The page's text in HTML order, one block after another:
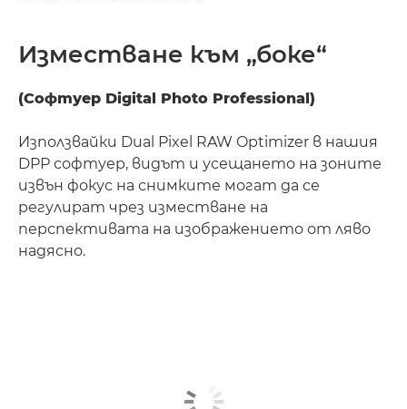
Изместване към „боке“
(Софтуер Digital Photo Professional)
Използвайки Dual Pixel RAW Optimizer в нашия
DPP софтуер, видът и усещането на зоните
извън фокус на снимките могат да се
регулират чрез изместване на
перспективата на изображението от ляво
надясно.